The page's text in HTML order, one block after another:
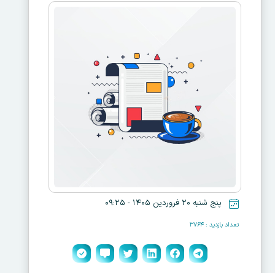
پنج شنبه ۲۰ فروردین ۱۴۰۵ - ۰۹:۲۵
تعداد بازدید : ۳۷۶۴